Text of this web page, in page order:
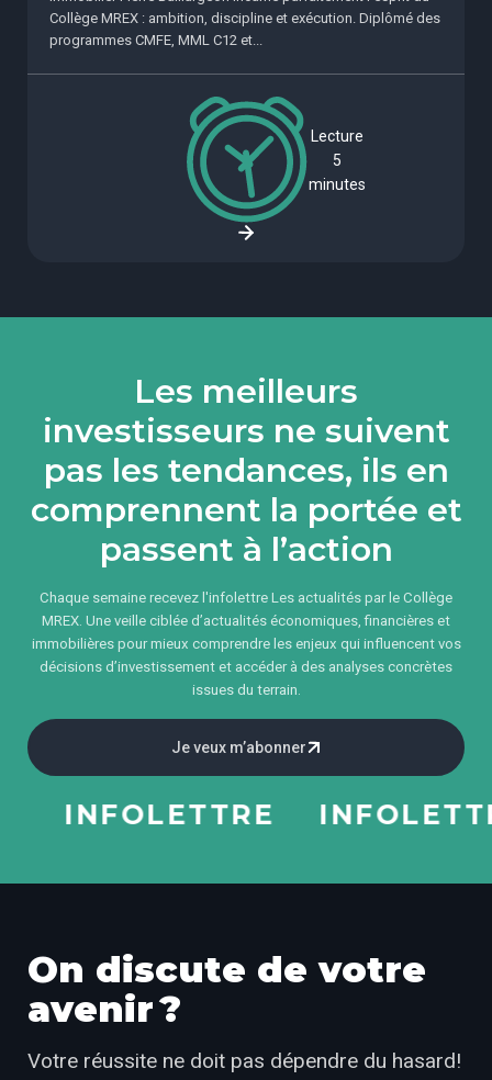
Collège MREX : ambition, discipline et exécution. Diplômé des
programmes CMFE, MML C12 et...
Lecture
5
minutes
Les meilleurs
investisseurs ne suivent
pas les tendances, ils en
comprennent la portée et
passent à l’action
Chaque semaine recevez l'infolettre Les actualités par le Collège
MREX. Une veille ciblée d’actualités économiques, financières et
immobilières pour mieux comprendre les enjeux qui influencent vos
décisions d’investissement et accéder à des analyses concrètes
issues du terrain.
Je veux m’abonner
INFOLETTRE
On discute de votre
avenir ?
Votre réussite ne doit pas dépendre du hasard!